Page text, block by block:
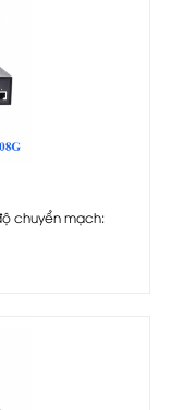
chuyển mạch: